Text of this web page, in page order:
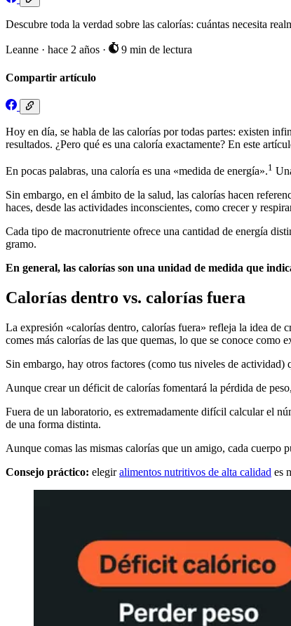
Descubre toda la verdad sobre las calorías: cuántas necesita
Leanne · hace 2 años · 9 min de lectura
Compartir artículo
Hoy en día, se habla de las calorías por todas partes: existen
resultados. ¿Pero qué es una caloría exactamente? En este
En pocas palabras, una caloría es una «medida de energía».1
Sin embargo, en el ámbito de la salud, las calorías hacen
haces, desde las actividades inconscientes, como crecer y
Cada tipo de macronutriente ofrece una cantidad de energía
gramo.
En general, las calorías son una unidad de medida que
Calorías dentro vs. calorías fuera
La expresión «calorías dentro, calorías fuera» refleja la idea de
comes más calorías de las que quemas, lo que se conoce como
Sin embargo, hay otros factores (como tus niveles de actividad)
Aunque crear un déficit de calorías fomentará la pérdida de
Fuera de un laboratorio, es extremadamente difícil calcular el
de una forma distinta.
Aunque comas las mismas calorías que un amigo, cada cuerpo
Consejo práctico: elegiralimentos nutritivos de alta calidad es